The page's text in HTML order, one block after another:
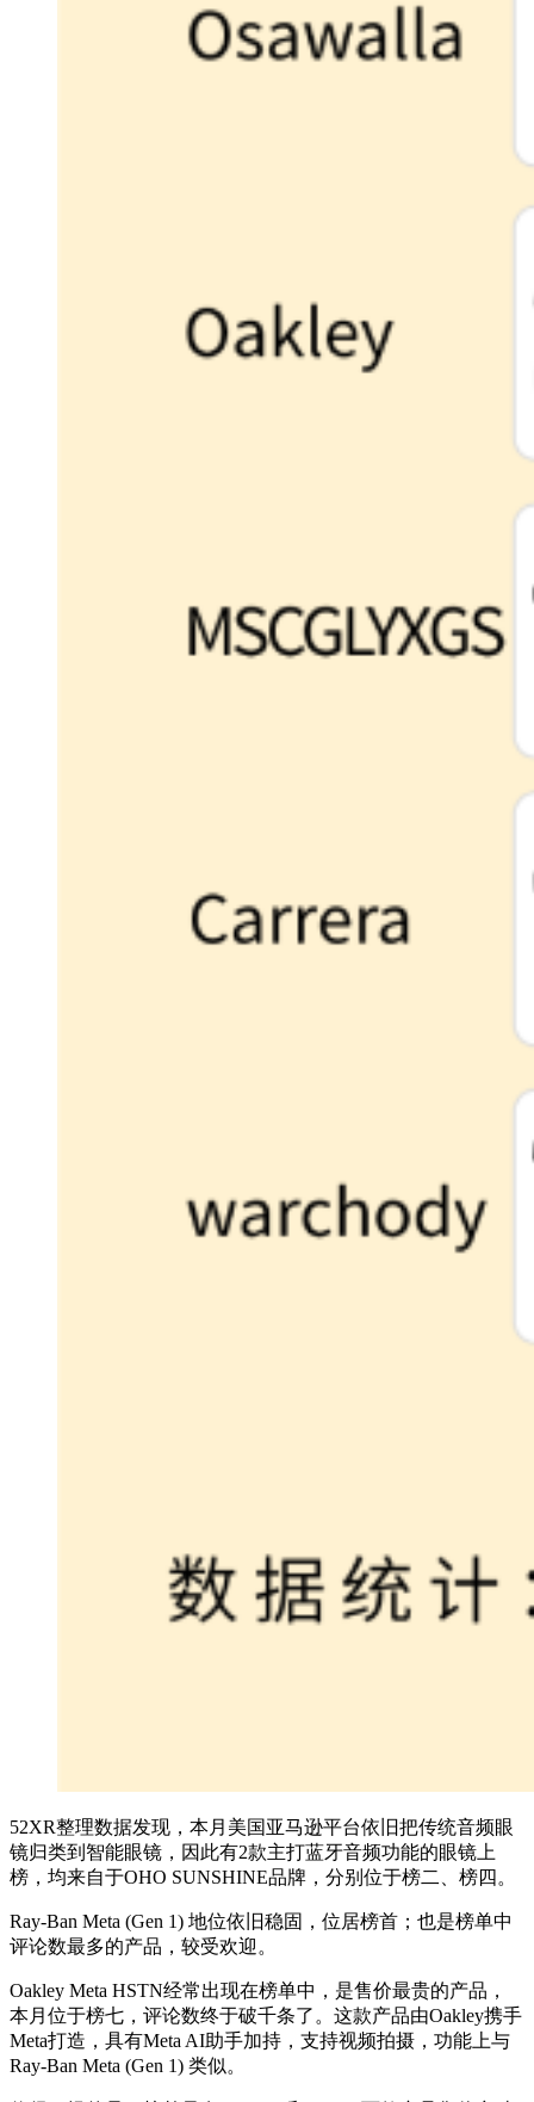
52XR整理数据发现，本月美国亚马逊平台依旧把传统音频眼
镜归类到智能眼镜，因此有2款主打蓝牙音频功能的眼镜上
榜，均来自于OHO SUNSHINE品牌，分别位于榜二、榜四。
Ray-Ban Meta (Gen 1) 地位依旧稳固，位居榜首；也是榜单中
评论数最多的产品，较受欢迎。
Oakley Meta HSTN经常出现在榜单中，是售价最贵的产品，
本月位于榜七，评论数终于破千条了。这款产品由Oakley携手
Meta打造，具有Meta AI助手加持，支持视频拍摄，功能上与
Ray-Ban Meta (Gen 1) 类似。